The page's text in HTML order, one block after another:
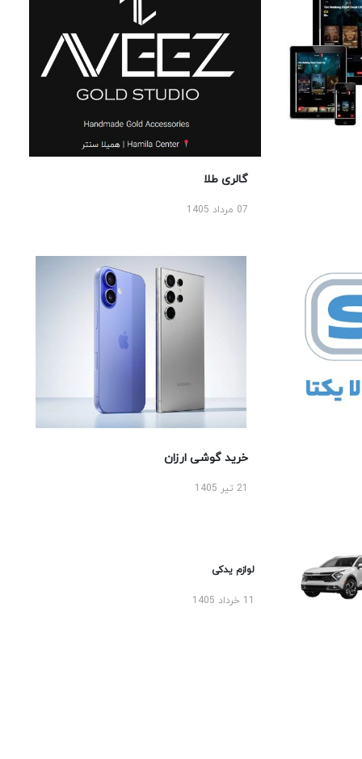
گالری طلا
07 مرداد 1405
خرید گوشی ارزان
لوازم یدکی